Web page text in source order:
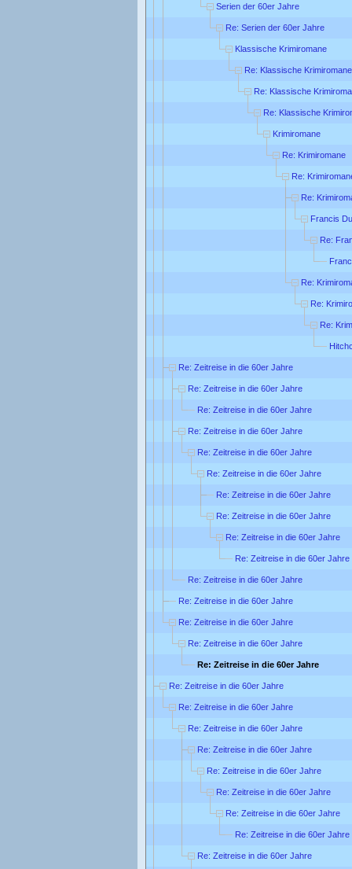
Serien der 60er Jahre
Re: Serien der 60er Jahre
Klassische Krimiromane
Re: Klassische Krimiromane
Re: Klassische
Re: Klassische
Krimiromane
Re: Krimiromane
Re:
Re:
Francis
Re:
Re:
Re:
Re:
Re: Zeitreise in die 60er Jahre
Re: Zeitreise in die 60er Jahre
Re: Zeitreise in die 60er Jahre
Re: Zeitreise in die 60er Jahre
Re: Zeitreise in die 60er Jahre
Re: Zeitreise in die 60er Jahre
Re: Zeitreise in die 60er Jahre
Re: Zeitreise in die 60er Jahre
Re: Zeitreise in die 60er Jahre
Re: Zeitreise in die 60er Jahre
Re: Zeitreise in die 60er Jahre
Re: Zeitreise in die 60er Jahre
Re: Zeitreise in die 60er Jahre
Re: Zeitreise in die 60er Jahre
Re: Zeitreise in die 60er Jahre
Re: Zeitreise in die 60er Jahre
Re: Zeitreise in die 60er Jahre
Re: Zeitreise in die 60er Jahre
Re: Zeitreise in die 60er Jahre
Re: Zeitreise in die 60er Jahre
Re: Zeitreise in die 60er Jahre
Re: Zeitreise in die 60er Jahre
Re: Zeitreise in die 60er Jahre
Re: Zeitreise in die 60er Jahre